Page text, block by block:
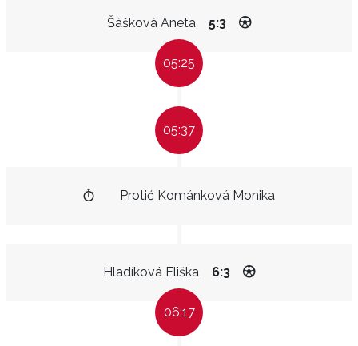
Šášková Aneta 5:3
05:25
05:37
Protić Kománková Monika
Hladíková Eliška 6:3
06:17